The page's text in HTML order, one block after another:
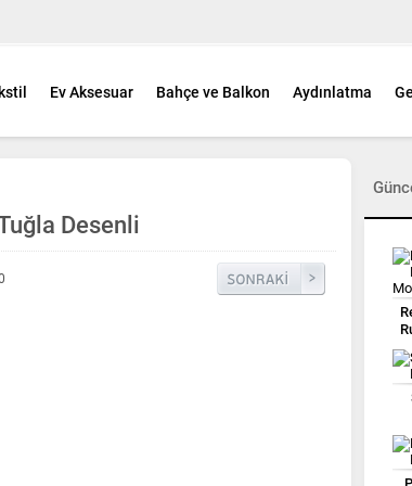
Ev Aksesuar Bahçe ve Balkon Aydınlatma
Desenli